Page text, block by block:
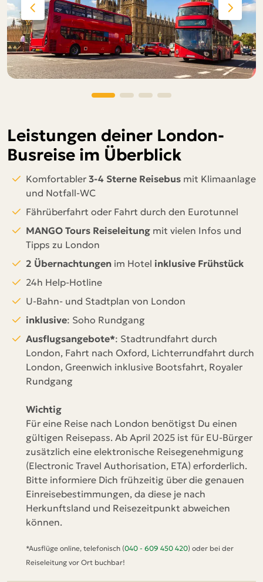
Leistungen deiner London-
Busreise im Überblick
Komfortabler 3-4 Sterne Reisebus mit Klimaanlage
und Notfall-WC
Fährüberfahrt oder Fahrt durch den Eurotunnel
MANGO Tours Reiseleitung mit vielen Infos und
Tipps zu London
2 Übernachtungen im Hotel inklusive Frühstück
24h Help-Hotline
U-Bahn- und Stadtplan von London
inklusive: Soho Rundgang
Ausflugsangebote*: Stadtrundfahrt durch
London, Fahrt nach Oxford, Lichterrundfahrt durch
London, Greenwich inklusive Bootsfahrt, Royaler
Rundgang
Wichtig
Für eine Reise nach London benötigst Du einen
gültigen Reisepass. Ab April 2025 ist für EU-Bürger
zusätzlich eine elektronische Reisegenehmigung
(Electronic Travel Authorisation, ETA) erforderlich.
Bitte informiere Dich frühzeitig über die genauen
Einreisebestimmungen, da diese je nach
Herkunftsland und Reisezeitpunkt abweichen
können.
*Ausflüge online, telefonisch (040 - 609 450 420) oder bei der
Reiseleitung vor Ort buchbar!